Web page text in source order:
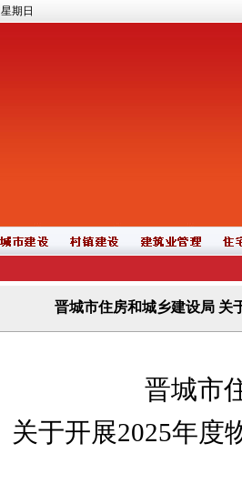
星期日
晋城市住房和城乡建设局 关
晋城市
关于开展2025年度